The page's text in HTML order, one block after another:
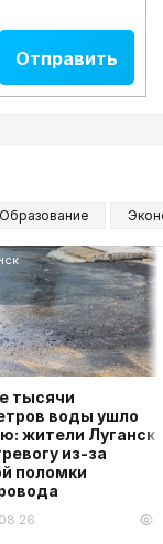
Образование
тысячи
воды ушло
жители
из-за
поломки